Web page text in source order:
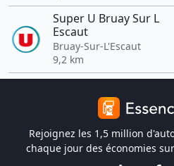
Super U Bruay Sur L
Escaut
Bruay-Sur-L'Escaut
9,2 km
Rejoignez les 1,5 million
chaque jour des économies